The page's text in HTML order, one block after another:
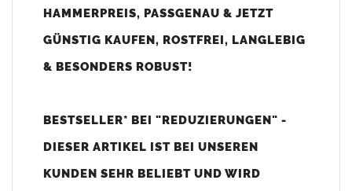
Vorteile:
EineReduzierung für vier verschiedene
Zum Stecken –Passkonusohne Lötarbeiten nahtlos in
Problemloser Anschluss von Vordach- und
Balkonentwässerungen
HAMMERPREIS, PASSGENAU & JETZT
GÜNSTIG KAUFEN, ROSTFREI, LANGLEBIG
& BESONDERS ROBUST!
BESTSELLER* BEI "REDUZIERUNGEN" -
DIESER ARTIKEL IST BEI UNSEREN
KUNDEN SEHR BELIEBT UND WIRD